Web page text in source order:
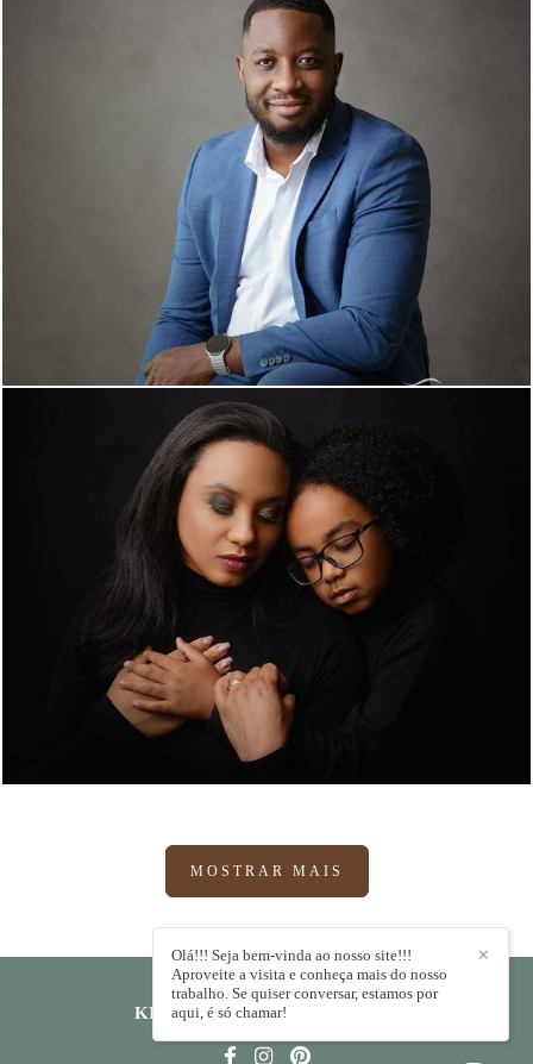
577
477
MOSTRAR MAIS
KIKA RODRIGUES
✕
Olá!!! Seja bem-vinda ao nosso site!!!
Aproveite a visita e conheça mais do nosso
trabalho. Se quiser conversar, estamos por
aqui, é só chamar!